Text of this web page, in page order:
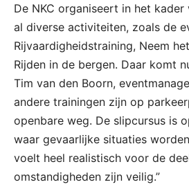
De NKC organiseert in het
al diverse activiteiten, zoals de
Rijvaardigheidstraining, Neem
Rijden in de bergen. Daar komt
Tim van den Boorn,
andere trainingen zijn op
openbare weg. De slipcursus is
waar gevaarlijke situaties
voelt heel realistisch voor de
omstandigheden zijn veilig.”